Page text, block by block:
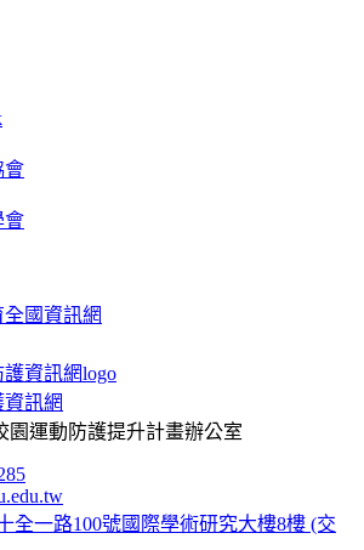
會
會
國資訊網
訊網
園運動防護提升計畫辦公室
全一路100號國際學術研究大樓8樓 (交